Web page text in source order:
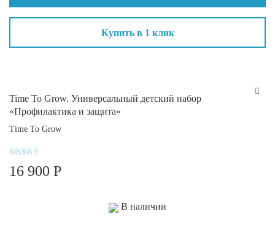
Купить в 1 клик
Time To Grow. Универсальный детский набор
«Профилактика и защита»
Time To Grow
Оценка
16 900 Р
В наличии